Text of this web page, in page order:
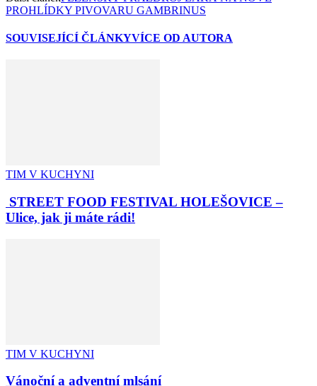
PROHLÍDKY PIVOVARU GAMBRINUS
SOUVISEJÍCÍ ČLÁNKYVÍCE OD AUTORA
TIM V KUCHYNI
STREET FOOD FESTIVAL HOLEŠOVICE –
Ulice, jak ji máte rádi!
TIM V KUCHYNI
Vánoční a adventní mlsání